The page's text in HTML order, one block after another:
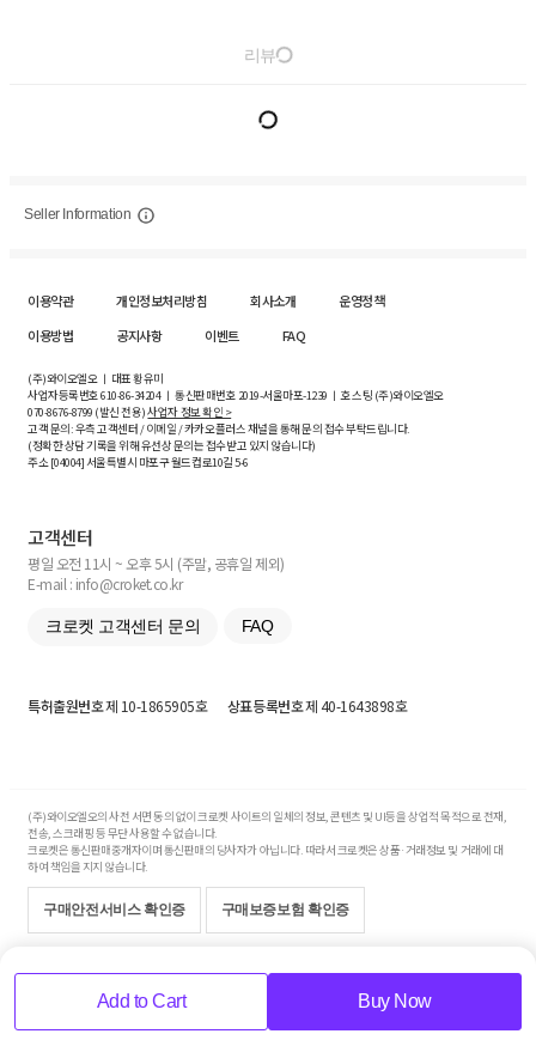
Add to Cart Buy Now
리뷰
Seller Information
이용약관 개인정보처리방침 회사소개
운영정책
이용방법
공지사항 이벤트 FAQ
(주)와이오엘오 ㅣ 대표 황유미
사업자등록번호610-86-34204ㅣ 통신판매번호 2019-서울마포-1239 ㅣ 호스팅 (주)와이오엘오
070-8676-8799 (발신 전용)사업자 정보 확인 >
고객 문의: 우측 고객센터 / 이메일 / 카카오플러스 채널을 통해 문의 접수 부탁드립니다.
(정확한 상담 기록을 위해 유선상 문의는 접수받고 있지 않습니다)
주소 [04004] 서울특별시 마포구 월드컵로10길5-6
고객센터
평일 오전 11시 ~ 오후 5시 (주말, 공휴일 제외)
E-mail : info@croket.co.kr
크로켓 고객센터 문의 FAQ
특허출원번호제 10-1865905호 상표등록번호제 40-1643898호
(주)와이오엘오의 사전 서면 동의 없이 크로켓 사이트의 일체의 정보, 콘텐츠 및 UI등을 상업적 목적으로 전재,
전송, 스크래핑 등 무단 사용할 수 없습니다.
크로켓은 통신판매중개자이며 통신판매의 당사자가 아닙니다. 따라서 크로켓은 상품·거래정보 및 거래에 대
하여 책임을 지지 않습니다.
구매안전서비스 확인증 구매보증보험 확인증